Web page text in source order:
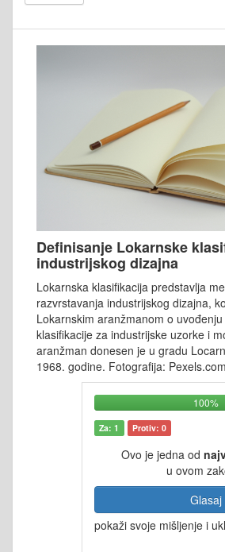
Definisanje Lokarnske
industrijskog dizajna
Lokarnska klasifikacija predstavlja
razvrstavanja industrijskog dizajna,
Lokarnskim aranžmanom o
klasifikacije za industrijske uzorke i
aranžman donesen je u gradu
1968. godine. Fotografija: Pexels.com
100%
Za: 1 Protiv: 0
Ovo je jedna od
u ovom
Glasaj
pokaži svoje mišljenje i